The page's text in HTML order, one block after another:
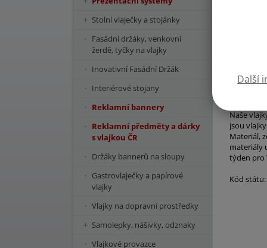
Další
Naše
jsou
Materiál,
materiály
týden pro
Kód
Stolní vlaječky a stojánky
Fasádní držáky, venkovní
žerdě, tyčky na vlajky
Inovativní Fasádní Držák
Interiérové stojany
Reklamní bannery
Reklamní předměty a dárky
s vlajkou ČR
Držáky bannerů na sloupy
Gastrovlaječky a papírové
vlajky
Vlajky na dopravní prostředky
Samolepky, nášivky, odznaky
Vlajkové provazce